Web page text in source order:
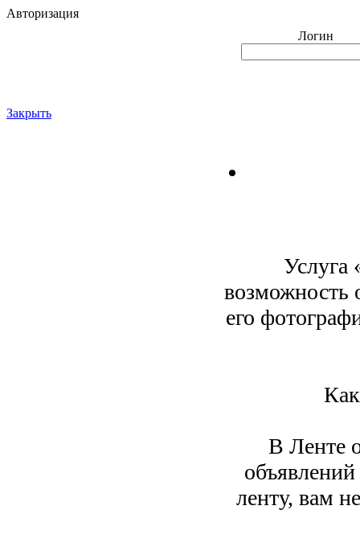
Авторизация
Логин
Закрыть
Услуга
возможность
его
В Ленте
ленту, вам